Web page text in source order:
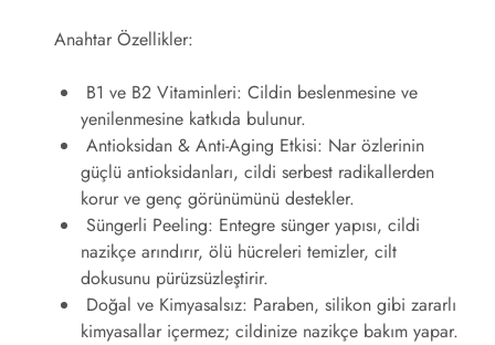
Anahtar Özellikler:
B1 ve B2 Vitaminleri: Cildin beslenmesine ve
yenilenmesine katkıda bulunur.
Antioksidan & Anti-Aging Etkisi: Nar özlerinin
güçlü antioksidanları, cildi serbest radikallerden
korur ve genç görünümünü destekler.
Süngerli Peeling: Entegre sünger yapısı, cildi
nazikçe arındırır, ölü hücreleri temizler, cilt
dokusunu pürüzsüzleştirir.
Doğal ve Kimyasalsız: Paraben, silikon gibi zararlı
kimyasallar içermez; cildinize nazikçe bakım yapar.